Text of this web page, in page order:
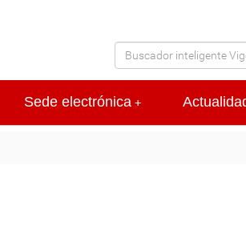
+
Sede electrónica